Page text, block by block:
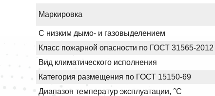
Маркировка
С низким дымо- и газовыделением
Класс пожарной опасности по ГОСТ 31565-2012
Вид климатического исполнения
Категория размещения по ГОСТ 15150-69
Диапазон температур эксплуатации, °С